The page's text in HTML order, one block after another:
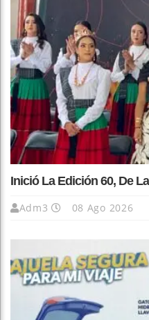
Inició La Edición 60, De
Adm3 08 Ago 2026